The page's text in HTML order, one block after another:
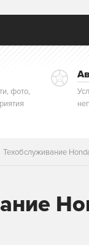
фото,
Техобслуживание